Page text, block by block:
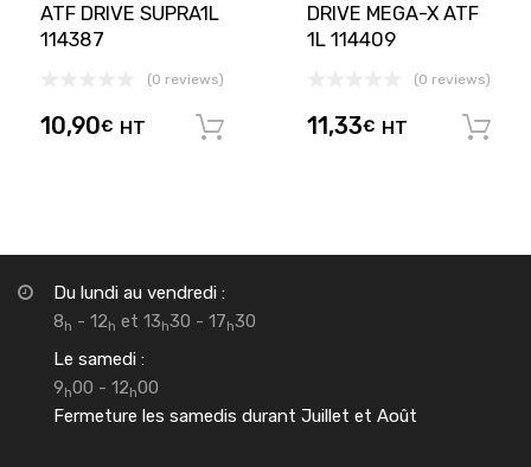
ATF DRIVE SUPRA1L
114387
(0 reviews)
10,90€ HT Ajouter au panier
DRIVE MEGA-X ATF
1L 114409
(0 reviews)
11,33€ HT
Du lundi au vendredi :
8h - 12h et 13h30 - 17h30
Le samedi :
9h00 - 12h00
Fermeture les samedis durant Juillet et Août